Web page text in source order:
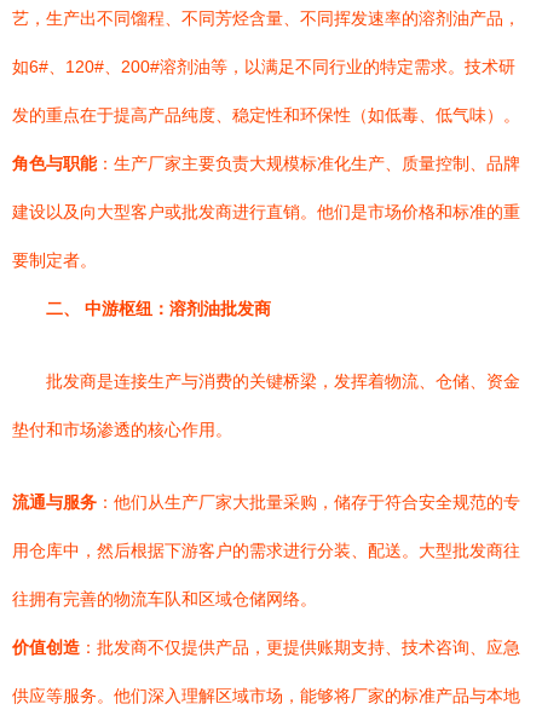
艺，生产出不同馏程、不同芳烃含量、不同挥发速率的溶剂油产品，
如6#、120#、200#溶剂油等，以满足不同行业的特定需求。技术研
发的重点在于提高产品纯度、稳定性和环保性（如低毒、低气味）。
角色与职能：生产厂家主要负责大规模标准化生产、质量控制、品牌
建设以及向大型客户或批发商进行直销。他们是市场价格和标准的重
要制定者。
二、 中游枢纽：溶剂油批发商
批发商是连接生产与消费的关键桥梁，发挥着物流、仓储、资金
垫付和市场渗透的核心作用。
流通与服务 ：他们从生产厂家大批量采购，储存于符合安全规范的专
用仓库中，然后根据下游客户的需求进行分装、配送。大型批发商往
往拥有完善的物流车队和区域仓储网络。
价值创造 ：批发商不仅提供产品，更提供账期支持、技术咨询、应急
供应等服务。他们深入理解区域市场，能够将厂家的标准产品与本地